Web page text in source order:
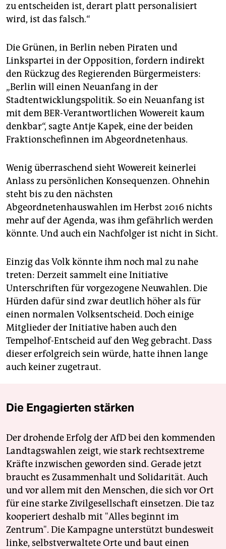
zu entscheiden ist, derart platt personalisiert
wird, ist das falsch.“
Die Grünen, in Berlin neben Piraten und
Linkspartei in der Opposition, fordern indirekt
den Rückzug des Regierenden Bürgermeisters:
„Berlin will einen Neuanfang in der
Stadtentwicklungspolitik. So ein Neuanfang ist
mit dem BER-Verantwortlichen Wowereit kaum
denkbar“, sagte Antje Kapek, eine der beiden
Fraktionschefinnen im Abgeordnetenhaus.
Wenig überraschend sieht Wowereit keinerlei
Anlass zu persönlichen Konsequenzen. Ohnehin
steht bis zu den nächsten
Abgeordnetenhauswahlen im Herbst 2016 nichts
mehr auf der Agenda, was ihm gefährlich werden
könnte. Und auch ein Nachfolger ist nicht in Sicht.
Einzig das Volk könnte ihm noch mal zu nahe
treten: Derzeit sammelt eine Initiative
Unterschriften für vorgezogene Neuwahlen. Die
Hürden dafür sind zwar deutlich höher als für
einen normalen Volksentscheid. Doch einige
Mitglieder der Initiative haben auch den
Tempelhof-Entscheid auf den Weg gebracht. Dass
dieser erfolgreich sein würde, hatte ihnen lange
auch keiner zugetraut.
Die Engagierten stärken
Der drohende Erfolg der AfD bei den kommenden
Landtagswahlen zeigt, wie stark rechtsextreme
Kräfte inzwischen geworden sind. Gerade jetzt
braucht es Zusammenhalt und Solidarität. Auch
und vor allem mit den Menschen, die sich vor Ort
für eine starke Zivilgesellschaft einsetzen. Die taz
kooperiert deshalb mit "Alles beginnt im
Zentrum". Die Kampagne unterstützt bundesweit
linke, selbstverwaltete Orte und baut einen